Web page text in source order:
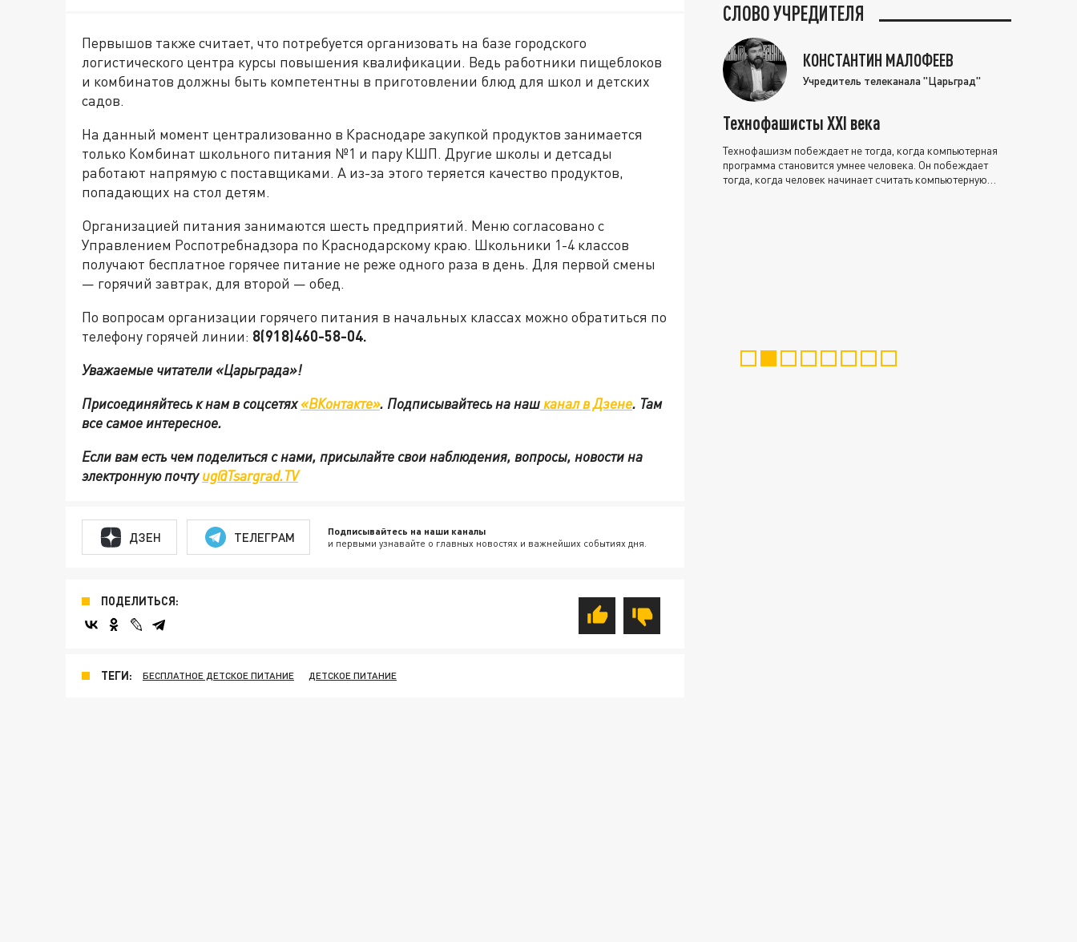
Первышов также считает, что потребуется организовать на базе городского
логистического центра курсы повышения квалификации. Ведь работники пищеблоков
и комбинатов должны быть компетентны в приготовлении блюд для школ и детских
садов.
На данный момент централизованно в Краснодаре закупкой продуктов занимается
только Комбинат школьного питания №1 и пару КШП. Другие школы и детсады
работают напрямую с поставщиками. А из-за этого теряется качество продуктов,
попадающих на стол детям.
Организацией питания занимаются шесть предприятий. Меню согласовано с
Управлением Роспотребнадзора по Краснодарскому краю. Школьники 1-4 классов
получают бесплатное горячее питание не реже одного раза в день. Для первой смены
— горячий завтрак, для второй — обед.
По вопросам организации горячего питания в начальных классах можно обратиться по
телефону горячей линии: 8(918)460-58-04.
Уважаемые читатели «Царьграда»!
Присоединяйтесь к нам в соцсетях«ВКонтакте». Подписывайтесь на нашканал в Дзене. Там
все самое интересное.
Если вам есть чем поделиться с нами, присылайте свои наблюдения, вопросы, новости на
электронную почтуug@Tsargrad.TV
ДЗЕН ТЕЛЕГРАМ Подписывайтесь на наши каналы
и первыми узнавайте о главных новостях и важнейших событиях дня.
ПОДЕЛИТЬСЯ:
ТЕГИ: БЕСПЛАТНОЕ ДЕТСКОЕ ПИТАНИЕ ДЕТСКОЕ ПИТАНИЕ
СЛОВО УЧРЕДИТЕЛЯ
КОНСТАНТИН МАЛОФЕЕВ
Учредитель телеканала "Царьград"
Технофашисты XXI века
Технофашизм побеждает не тогда, когда компьютерная
программа становится умнее человека. Он побеждает
тогда, когда человек начинает считать компьютерную